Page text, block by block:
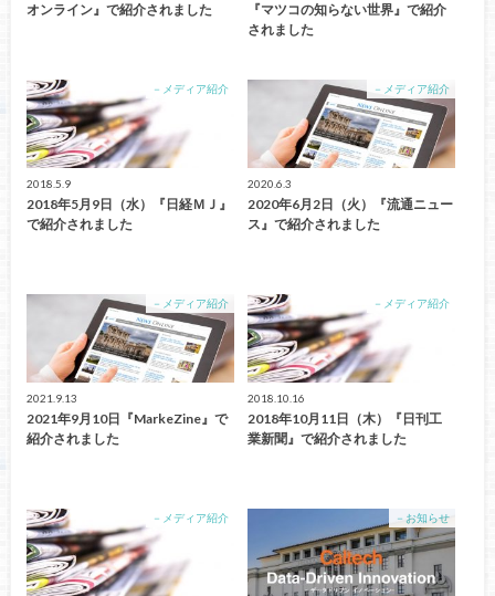
オンライン』で紹介されました
『マツコの知らない世界』で紹介
されました
－メディア紹介
2018.5.9
2018年5月9日（水）『日経ＭＪ』
で紹介されました
－メディア紹介
2020.6.3
2020年6月2日（火）『流通ニュー
ス』で紹介されました
－メディア紹介
2021.9.13
2021年9月10日『MarkeZine』で
紹介されました
－メディア紹介
2018.10.16
2018年10月11日（木）『日刊工
業新聞』で紹介されました
－メディア紹介 －お知らせ